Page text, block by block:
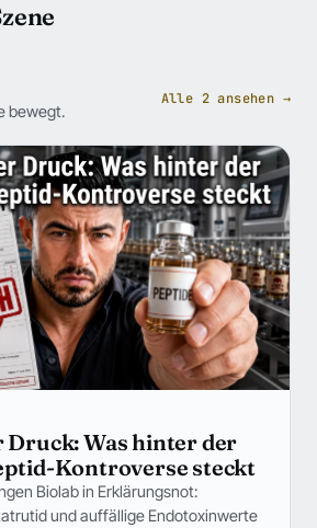
bewegt.
Alle 2 ansehen →
Druck: Was hinter der
Kontroverse steckt
Biolab in Erklärungsnot:
und auffällige Endotoxinwerte